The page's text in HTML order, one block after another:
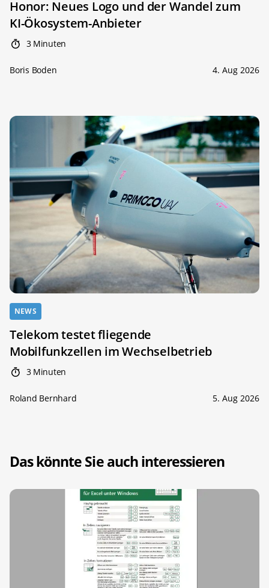
Honor: Neues Logo und der Wandel zum
KI-Ökosystem-Anbieter
3 Minuten
Boris Boden 4. Aug 2026
NEWS
Telekom testet fliegende
Mobilfunkzellen im Wechselbetrieb
3 Minuten
Roland Bernhard 5. Aug 2026
Das könnte Sie auch interessieren